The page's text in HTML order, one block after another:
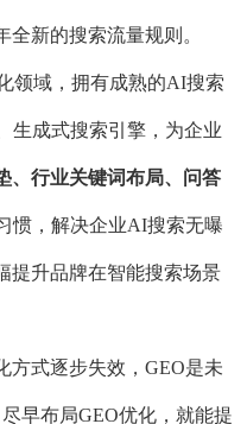
全新的搜索流量规则。
域，拥有成熟的AI搜索
生成式搜索引擎，为企业
、行业关键词布局、问答
惯，解决企业AI搜索无曝
提升品牌在智能搜索场景
式逐步失效，GEO是未
早布局GEO优化，就能提